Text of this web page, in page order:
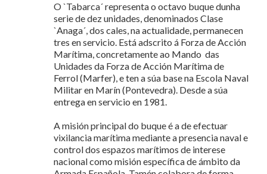
O `Tabarca´ representa o octavo buque dunha
serie de dez unidades, denominados Clase
`Anaga´, dos cales, na actualidade, permanecen
tres en servicio. Está adscrito á Forza de Acción
Marítima, concretamente ao Mando das
Unidades da Forza de Acción Marítima de
Ferrol (Marfer), e ten a súa base na Escola Naval
Militar en Marín (Pontevedra). Desde a súa
entrega en servicio en 1981.
A misión principal do buque é a de efectuar
vixilancia marítima mediante a presencia naval e
control dos espazos marítimos de interese
nacional como misión específica de ámbito da